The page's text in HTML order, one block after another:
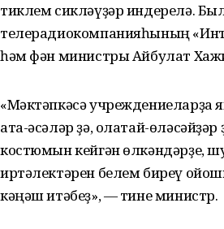
тиклем сикләүҙәр индерелә. Был
телерадиокомпанияһының
һәм фән министры Айбулат
«Мәктәпкәсә учреждениеларҙа
ата-әсәләр ҙә, олатай-
костюмын кейгән өлкәндәрҙе,
иртәлектәрен белем биреү
кәңәш итәбеҙ», — тине министр.